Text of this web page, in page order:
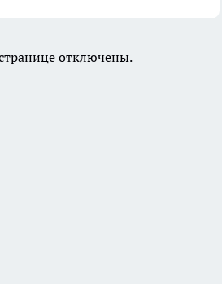
отключены.